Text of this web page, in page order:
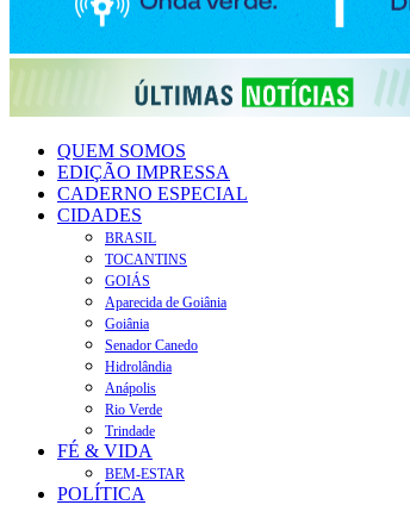
QUEM SOMOS
EDIÇÃO IMPRESSA
CADERNO ESPECIAL
CIDADES
BRASIL
TOCANTINS
GOIÁS
Aparecida de Goiânia
Goiânia
Senador Canedo
Hidrolândia
Anápolis
Rio Verde
Trindade
FÉ & VIDA
BEM-ESTAR
POLÍTICA